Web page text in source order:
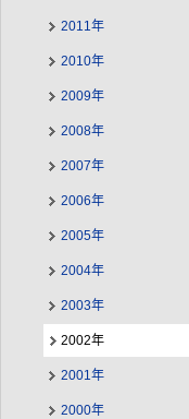
2011年
2010年
2009年
2008年
2007年
2006年
2005年
2004年
2003年
2002年
2001年
2000年